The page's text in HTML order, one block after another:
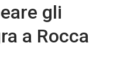
gli
a Rocca